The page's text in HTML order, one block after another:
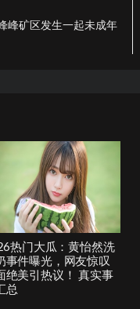
峰矿区发生一起未成年
热门大瓜：黄怡然洗
事件曝光，网友惊叹
绝美引热议！ 真实事
总